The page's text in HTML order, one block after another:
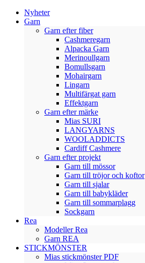
Nyheter
Garn
Garn efter fiber
Cashmeregarn
Alpacka Garn
Merinoullgarn
Bomullsgarn
Mohairgarn
Lingarn
Multifärgat garn
Effektgarn
Garn efter märke
Mias SURI
LANGYARNS
WOOLADDICTS
Cardiff Cashmere
Garn efter projekt
Garn till mössor
Garn till tröjor och koftor
Garn till sjalar
Garn till babykläder
Garn till sommarplagg
Sockgarn
Rea
Modeller Rea
Garn REA
STICKMÖNSTER
Mias stickmönster PDF